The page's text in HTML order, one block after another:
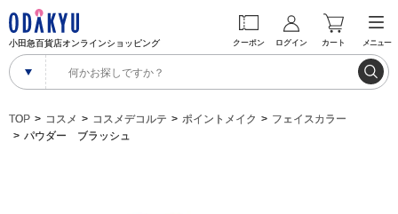
小田急百貨店オンラインショッピング クーポン ログイン カート メニュー
TOP コスメ コスメデコルテ ポイントメイク
フェイスカラー
パウダー ブラッシュ